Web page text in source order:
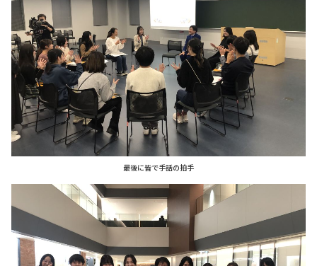
最後に皆で手話の拍手